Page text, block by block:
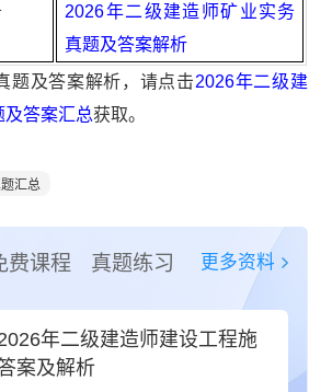
2026年二级建造师矿业实务
真题及答案解析
题及答案解析，请点击2026年二级建
及答案汇总获取。
汇总
费课程 真题练习 更多资料
年二级建造师建设工程施
案及解析